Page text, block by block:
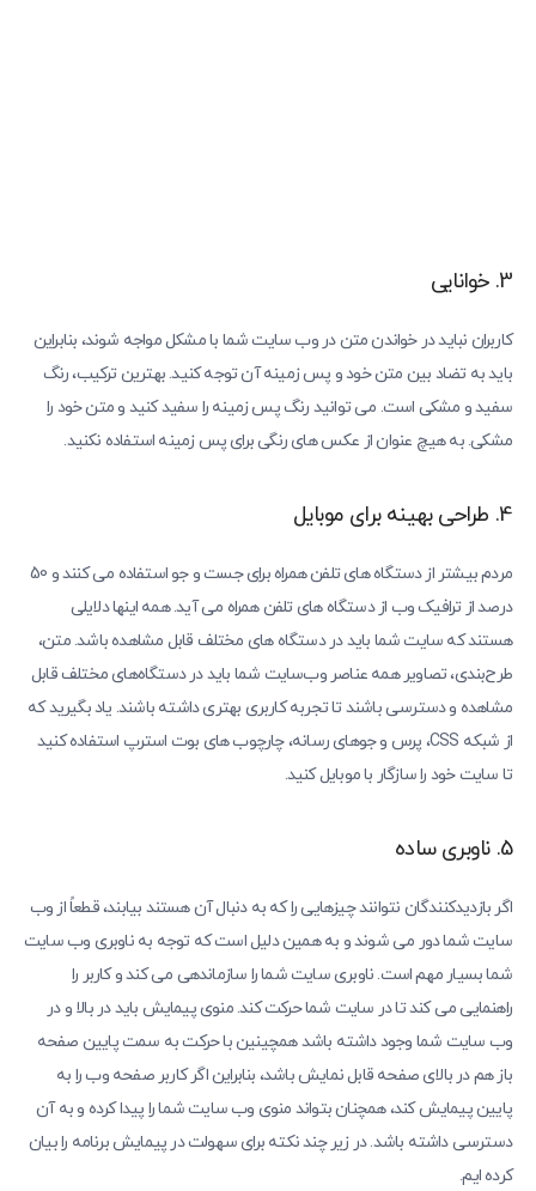
3. خوانایی
کاربران نباید در خواندن متن در وب سایت شما با مشکل مواجه شوند، بنابراین
باید به تضاد بین متن خود و پس زمینه آن توجه کنید. بهترین ترکیب، رنگ
سفید و مشکی است. می توانید رنگ پس زمینه را سفید کنید و متن خود را
مشکی. به هیچ عنوان از عکس های رنگی برای پس زمینه استفاده نکنید.
4. طراحی بهینه برای موبایل
مردم بیشتر از دستگاه های تلفن همراه برای جست و جو استفاده می کنند و 50
درصد از ترافیک وب از دستگاه های تلفن همراه می آید. همه اینها دلایلی
هستند که سایت شما باید در دستگاه های مختلف قابل مشاهده باشد. متن،
طرح‌بندی، تصاویر همه عناصر وب‌سایت شما باید در دستگاه‌های مختلف قابل
مشاهده و دسترسی باشند تا تجربه کاربری بهتری داشته باشند. یاد بگیرید که
از شبکه CSS، پرس و جوهای رسانه، چارچوب های بوت استرپ استفاده کنید
تا سایت خود را سازگار با موبایل کنید.
5. ناوبری ساده
اگر بازدیدکنندگان نتوانند چیزهایی را که به دنبال آن هستند بیابند، قطعاً از وب
سایت شما دور می شوند و به همین دلیل است که توجه به ناوبری وب سایت
شما بسیار مهم است. ناوبری سایت شما را سازماندهی می کند و کاربر را
راهنمایی می کند تا در سایت شما حرکت کند. منوی پیمایش باید در بالا و در
وب سایت شما وجود داشته باشد همچینین با حرکت به سمت پایین صفحه
باز هم در بالای صفحه قابل نمایش باشد، بنابراین اگر کاربر صفحه وب را به
پایین پیمایش کند، همچنان بتواند منوی وب سایت شما را پیدا کرده و به آن
دسترسی داشته باشد. در زیر چند نکته برای سهولت در پیمایش برنامه را بیان
کرده ایم.